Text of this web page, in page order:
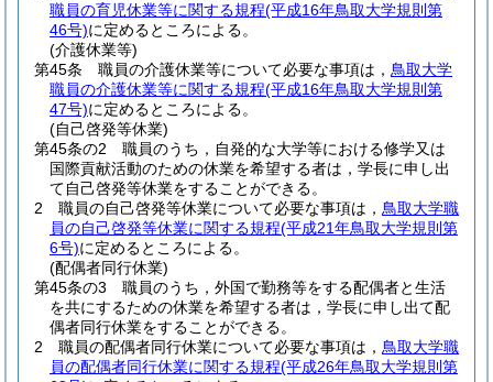
職員の育児休業等に関する規程(平成16年鳥取大学規則第
46号)に定めるところによる。
(介護休業等)
第45条
職員の介護休業等について必要な事項は， 鳥取大学
職員の介護休業等に関する規程(平成16年鳥取大学規則第
47号)に定めるところによる。
(自己啓発等休業)
第45条の2
職員のうち，自発的な大学等における修学又は
国際貢献活動のための休業を希望する者は，学長に申し出
て自己啓発等休業をすることができる。
2
職員の自己啓発等休業について必要な事項は， 鳥取大学職
員の自己啓発等休業に関する規程(平成21年鳥取大学規則第
6号)に定めるところによる。
(配偶者同行休業)
第45条の3
職員のうち，外国で勤務等をする配偶者と生活
を共にするための休業を希望する者は，学長に申し出て配
偶者同行休業をすることができる。
2
職員の配偶者同行休業について必要な事項は， 鳥取大学職
員の配偶者同行休業に関する規程(平成26年鳥取大学規則第